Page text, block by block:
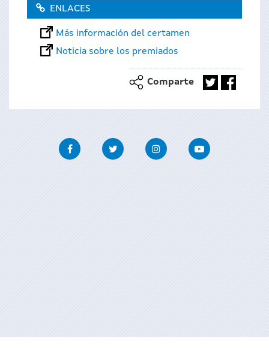
ENLACES
Más información del certamen
Noticia sobre los premiados
Comparte
FacebookTwitter InstagramYoutube